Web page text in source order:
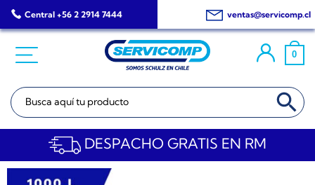
Saltar
al
Central +56 2 2914 7444 ventas@servicomp.cl
0
Buscar: BOTÓN DE
DESPACHO GRATIS EN RM